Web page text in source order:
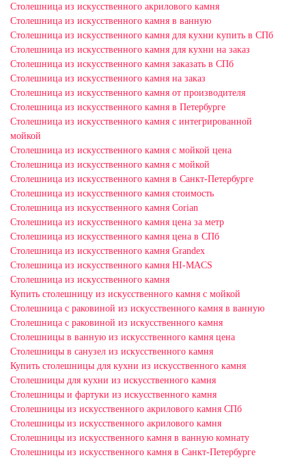
Столешница из искусственного акрилового камня
Столешница из искусственного камня в ванную
Столешница из искусственного камня для кухни купить в СПб
Столешница из искусственного камня для кухни на заказ
Столешница из искусственного камня заказать в СПб
Столешница из искусственного камня на заказ
Столешница из искусственного камня от производителя
Столешница из искусственного камня в Петербурге
Столешница из искусственного камня с интегрированной
мойкой
Столешница из искусственного камня с мойкой цена
Столешница из искусственного камня с мойкой
Столешница из искусственного камня в Санкт-Петербурге
Столешница из искусственного камня стоимость
Столешница из искусственного камня Сorian
Столешница из искусственного камня цена за метр
Столешница из искусственного камня цена в СПб
Столешница из искусственного камня Grandex
Столешница из искусственного камня HI-MACS
Столешница из искусственного камня
Купить столешницу из искусственного камня с мойкой
Столешница с раковиной из искусственного камня в ванную
Столешница с раковиной из искусственного камня
Столешницы в ванную из искусственного камня цена
Столешницы в санузел из искусственного камня
Купить столешницы для кухни из искусственного камня
Столешницы для кухни из искусственного камня
Столешницы и фартуки из искусственного камня
Столешницы из искусственного акрилового камня СПб
Столешницы из искусственного акрилового камня
Столешницы из искусственного камня в ванную комнату
Столешницы из искусственного камня в Санкт-Петербурге